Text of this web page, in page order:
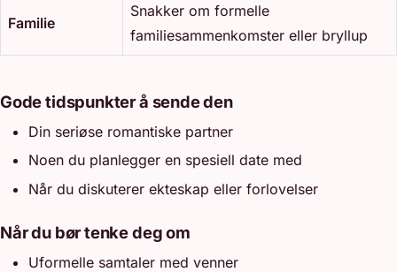
Familie
Snakker om formelle
familiesammenkomster eller bryllup
Gode tidspunkter å sende den
Din seriøse romantiske partner
Noen du planlegger en spesiell date med
Når du diskuterer ekteskap eller forlovelser
Når du bør tenke deg om
Uformelle samtaler med venner